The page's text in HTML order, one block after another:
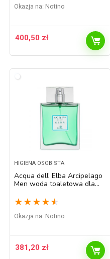
Okazja na: Notino
400,50 zł
HIGIENA OSOBISTA
Acqua dell’ Elba Arcipelago
Men woda toaletowa dla
★ ★ ★ ★ ★
Okazja na: Notino
381,20 zł